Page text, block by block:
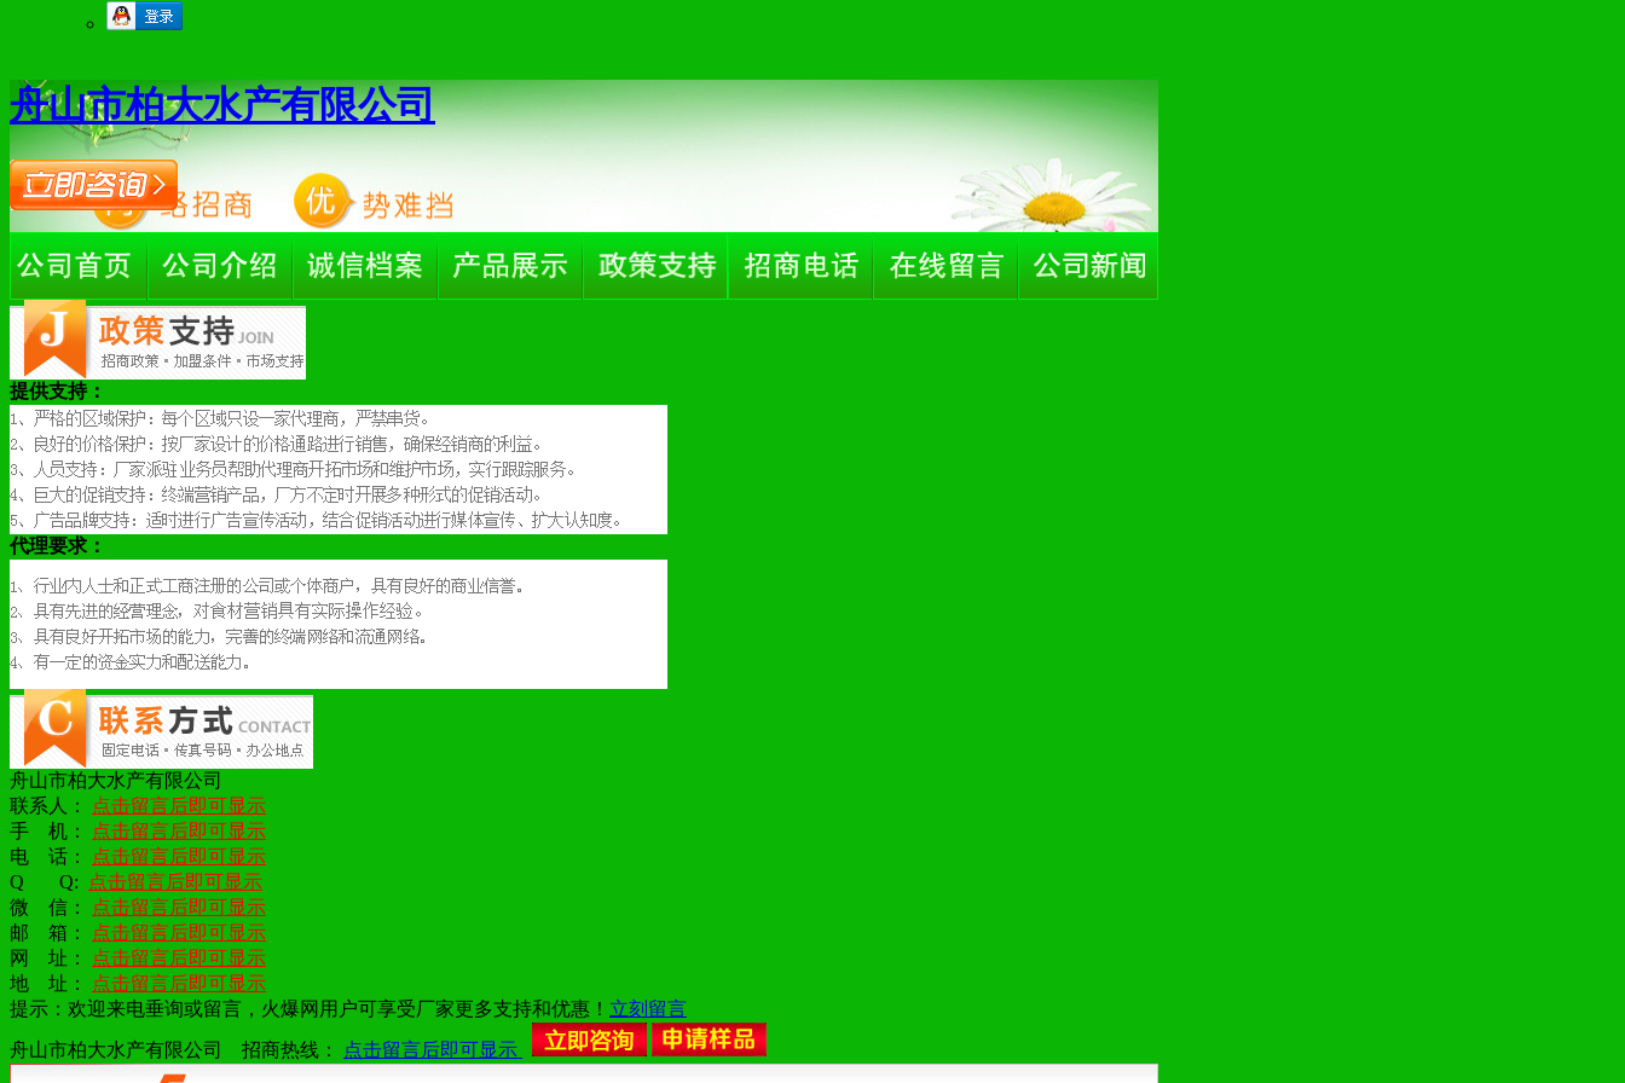
舟山市柏大水产有限公司
提供支持：
代理要求：
舟山市柏大水产有限公司
联系人：
点击留言后即可显示
手 机：
点击留言后即可显示
电 话：
点击留言后即可显示
Q
Q:
点击留言后即可显示
微 信：
点击留言后即可显示
邮 箱：
点击留言后即可显示
网 址：
点击留言后即可显示
地 址：
点击留言后即可显示
提示：欢迎来电垂询或留言，火爆网用户可享受厂家更多支持和优惠！ 立刻留言
舟山市柏大水产有限公司 招商热线：
点击留言后即可显示